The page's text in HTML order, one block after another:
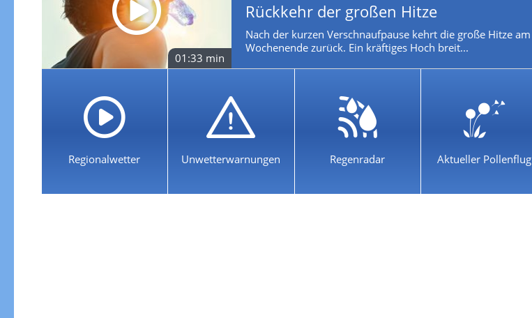
01:33 min
Rückkehr der großen Hitze
Nach der kurzen Verschnaufpause kehrt die große Hitze am
Wochenende zurück. Ein kräftiges Hoch breit...
Regionalwetter Unwetterwarnungen Regenradar Aktueller Pollenflug